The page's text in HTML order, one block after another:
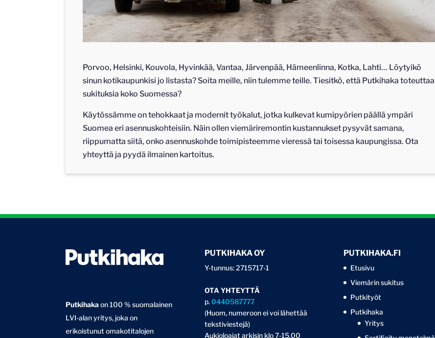
Porvoo, Helsinki, Kouvola, Hyvinkää, Vantaa, Järvenpää, Hämeenlinna, Kotka, Lahti… Löytyikö
sinun kotikaupunkisi jo listasta? Soita meille, niin tulemme teille. Tiesitkö, että Putkihaka toteuttaa
sukituksia koko Suomessa?
Käytössämme on tehokkaat ja modernit työkalut, jotka kulkevat kumipyörien päällä ympäri
Suomea eri asennuskohteisiin. Näin ollen viemäriremontin kustannukset pysyvät samana,
riippumatta siitä, onko asennuskohde toimipisteemme vieressä tai toisessa kaupungissa. Ota
yhteyttä ja pyydä ilmainen kartoitus.
Putkihakaon 100 % suomalainen
LVI-alan yritys, joka on
erikoistunut omakotitalojen
PUTKIHAKA OY
Y-tunnus: 2715717-1
OTA YHTEYTTÄ
p.0440587777
(Huom, numeroon ei voi lähettää
tekstiviestejä)
Aukioloajat arkisin klo 7-15.00
PUTKIHAKA.FI
Etusivu
Viemärin sukitus
Putkityöt
Putkihaka
Yritys